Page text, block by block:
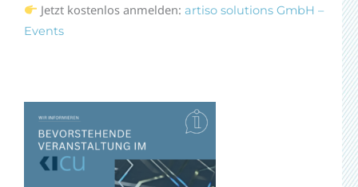
Jetzt kostenlos anmelden: artiso solutions GmbH –
Events